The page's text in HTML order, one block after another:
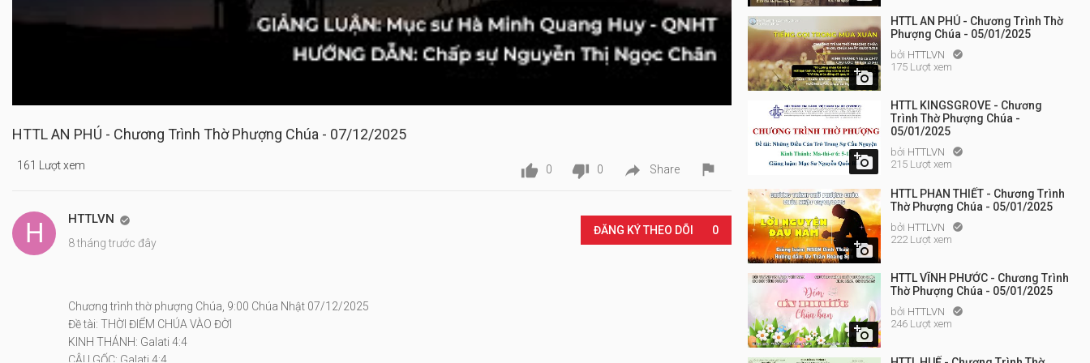

HTTL AN PHÚ - Chương Trình Thờ
Phượng Chúa - 05/01/2025
bởi HTTLVN 
175 Lượt xem

HTTL KINGSGROVE - Chương
Trình Thờ Phượng Chúa -
05/01/2025
bởi HTTLVN 
215 Lượt xem

HTTL PHAN THIẾT - Chương Trình
Thờ Phượng Chúa - 05/01/2025
bởi HTTLVN 
222 Lượt xem

HTTL VĨNH PHƯỚC - Chương Trình
Thờ Phượng Chúa - 05/01/2025
bởi HTTLVN 
246 Lượt xem
HTTL AN PHÚ - Chương Trình Thờ Phượng Chúa - 07/12/2025
161 Lượt xem  0  0  Share 
HTTLVN 
8 tháng trước đây
ĐĂNG KÝ THEO DÕI 0
Chương trình thờ phượng Chúa, 9:00 Chúa Nhật 07/12/2025
Đề tài: THỜI ĐIỂM CHÚA VÀO ĐỜI
KINH THÁNH: Galati 4:4
CÂU GỐC: Galati 4:4